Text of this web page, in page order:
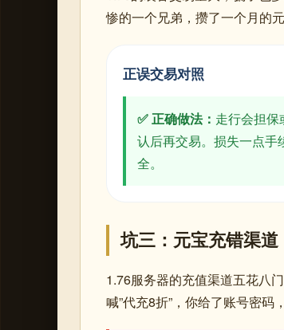
惨的一个兄弟，攒了一个月的
正误交易对照
✅ 正确做法： 走行会担保
认后再交易。损失一点手
全。
坑三：元宝充错渠道
1.76服务器的充值渠道五花八
喊”代充8折”，你给了账号密码